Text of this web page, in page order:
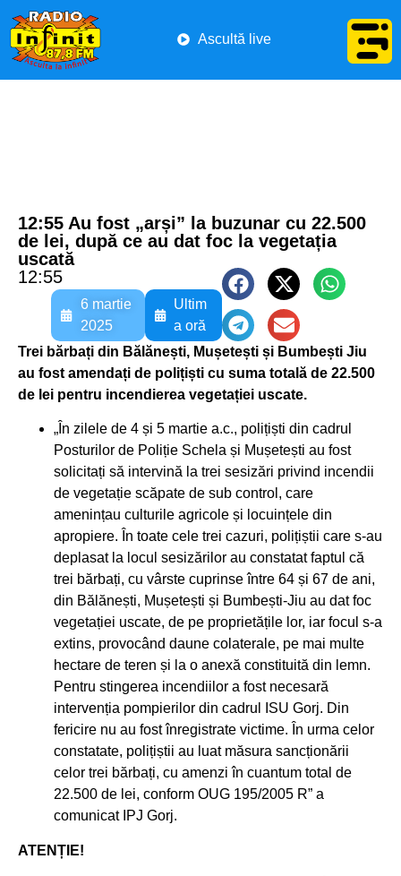
Ascultă live
12:55 Au fost „arși” la buzunar cu 22.500
de lei, după ce au dat foc la vegetația
uscată
12:55
6 martie
2025
Ultim
a oră
Trei bărbați din Bălănești, Mușetești și Bumbești Jiu
au fost amendați de polițiști cu suma totală de 22.500
de lei pentru incendierea vegetației uscate.
„În zilele de 4 și 5 martie a.c., polițiști din cadrul
Posturilor de Poliție Schela și Mușetești au fost
solicitați să intervină la trei sesizări privind incendii
de vegetație scăpate de sub control, care
amenințau culturile agricole și locuințele din
apropiere. În toate cele trei cazuri, polițiștii care s-au
deplasat la locul sesizărilor au constatat faptul că
trei bărbați, cu vârste cuprinse între 64 și 67 de ani,
din Bălănești, Mușetești și Bumbești-Jiu au dat foc
vegetației uscate, de pe proprietățile lor, iar focul s-a
extins, provocând daune colaterale, pe mai multe
hectare de teren și la o anexă constituită din lemn.
Pentru stingerea incendiilor a fost necesară
intervenția pompierilor din cadrul ISU Gorj. Din
fericire nu au fost înregistrate victime. În urma celor
constatate, polițiștii au luat măsura sancționării
celor trei bărbați, cu amenzi în cuantum total de
22.500 de lei, conform OUG 195/2005 R” a
comunicat IPJ Gorj.
ATENȚIE!